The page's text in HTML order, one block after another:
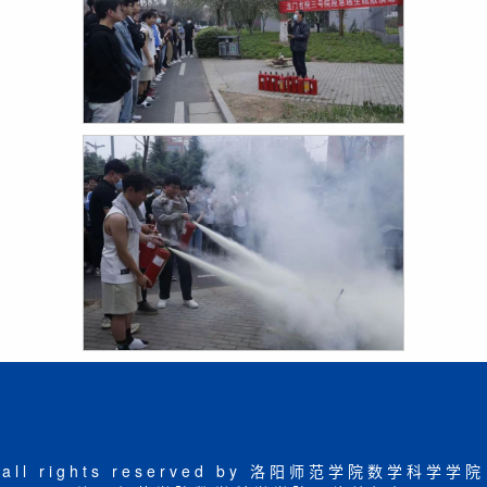
all rights reserved by 洛阳师范学院数学科学学院